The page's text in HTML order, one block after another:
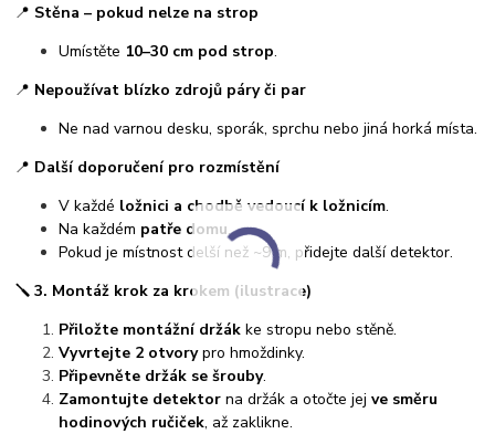
📍 Stěna – pokud nelze na strop
Umístěte 10–30 cm pod strop.
📍 Nepoužívat blízko zdrojů páry či par
Ne nad varnou desku, sporák, sprchu nebo jiná horká místa.
📍 Další doporučení pro rozmístění
V každé ložnici a chodbě vedoucí k ložnicím.
Na každém patře domu.
Pokud je místnost delší než ~9 m, přidejte další detektor.
🪛 3. Montáž krok za krokem (ilustrace)
Přiložte montážní držák ke stropu nebo stěně.
Vyvrtejte 2 otvorypro hmoždinky.
Připevněte držák se šrouby.
Zamontujte detektor na držák a otočte jejve směru
hodinových ručiček, až zaklikne.